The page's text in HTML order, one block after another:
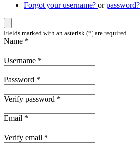
Forgot your username? orpassword?
Fields marked with an asterisk (*) are required.
Name *
Username *
Password *
Verify password *
Email *
Verify email *